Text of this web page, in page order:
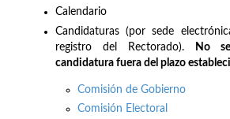
Calendario
Candidaturas (por sede
registro del Rectorado).
No
candidatura fuera del plazo
Comisión de Gobierno
Comisión Electoral